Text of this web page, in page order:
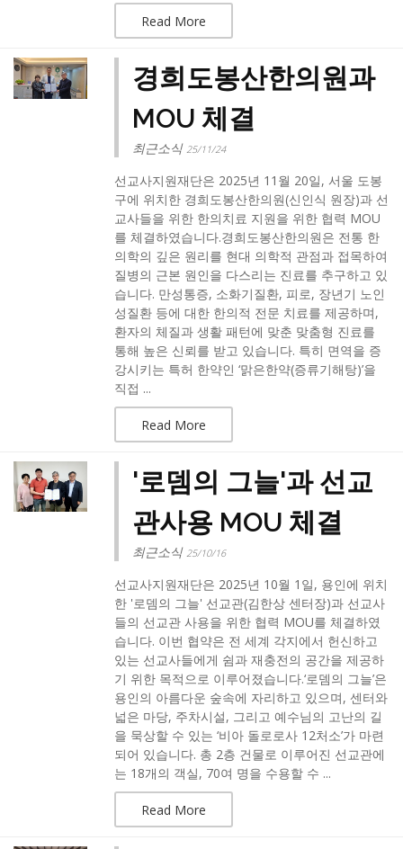
Read More
경희도봉산한의원과
MOU 체결
최근소식 25/11/24
선교사지원재단은 2025년 11월 20일, 서울 도봉
구에 위치한 경희도봉산한의원(신인식 원장)과 선
교사들을 위한 한의치료 지원을 위한 협력 MOU
를 체결하였습니다.​경희도봉산한의원은 전통 한
의학의 깊은 원리를 현대 의학적 관점과 접목하여
질병의 근본 원인을 다스리는 진료를 추구하고 있
습니다. 만성통증, 소화기질환, 피로, 장년기 노인
성질환 등에 대한 한의적 전문 치료를 제공하며,
환자의 체질과 생활 패턴에 맞춘 맞춤형 진료를
통해 높은 신뢰를 받고 있습니다. 특히 면역을 증
강시키는 특허 한약인 ‘맑은한약(증류기해탕)’을
직접 ...
Read More
'로뎀의 그늘'과 선교
관사용 MOU 체결
최근소식 25/10/16
선교사지원재단은 2025년 10월 1일, 용인에 위치
한 '로뎀의 그늘' 선교관(김한상 센터장)과 선교사
들의 선교관 사용을 위한 협력 MOU를 체결하였
습니다. 이번 협약은 전 세계 각지에서 헌신하고
있는 선교사들에게 쉼과 재충전의 공간을 제공하
기 위한 목적으로 이루어졌습니다.‘로뎀의 그늘’은
용인의 아름다운 숲속에 자리하고 있으며, 센터와
넓은 마당, 주차시설, 그리고 예수님의 고난의 길
을 묵상할 수 있는 ‘비아 돌로로사 12처소’가 마련
되어 있습니다. 총 2층 건물로 이루어진 선교관에
는 18개의 객실, 70여 명을 수용할 수 ...
Read More